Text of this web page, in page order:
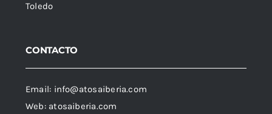
Toledo
CONTACTO
Email: info@atosaiberia.com
Web: atosaiberia.com